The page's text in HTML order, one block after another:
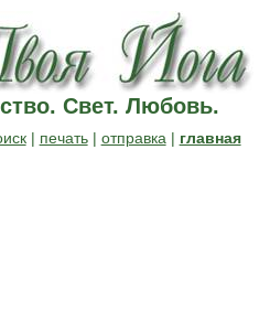
Свет. Любовь.
| печать| отправка | главная